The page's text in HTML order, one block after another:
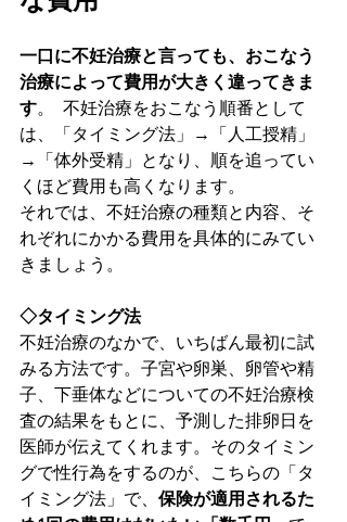
一口に不妊治療と言っても、おこなう
治療によって費用が大きく違ってきま
す。  不妊治療をおこなう順番として
は、「タイミング法」→「人工授精」
→「体外受精」となり、順を追ってい
くほど費用も高くなります。
それでは、不妊治療の種類と内容、そ
れぞれにかかる費用を具体的にみてい
きましょう。
◇タイミング法
不妊治療のなかで、いちばん最初に試
みる方法です。子宮や卵巣、卵管や精
子、下垂体などについての不妊治療検
査の結果をもとに、予測した排卵日を
医師が伝えてくれます。そのタイミン
グで性行為をするのが、こちらの「タ
イミング法」で、 保険が適用されるた